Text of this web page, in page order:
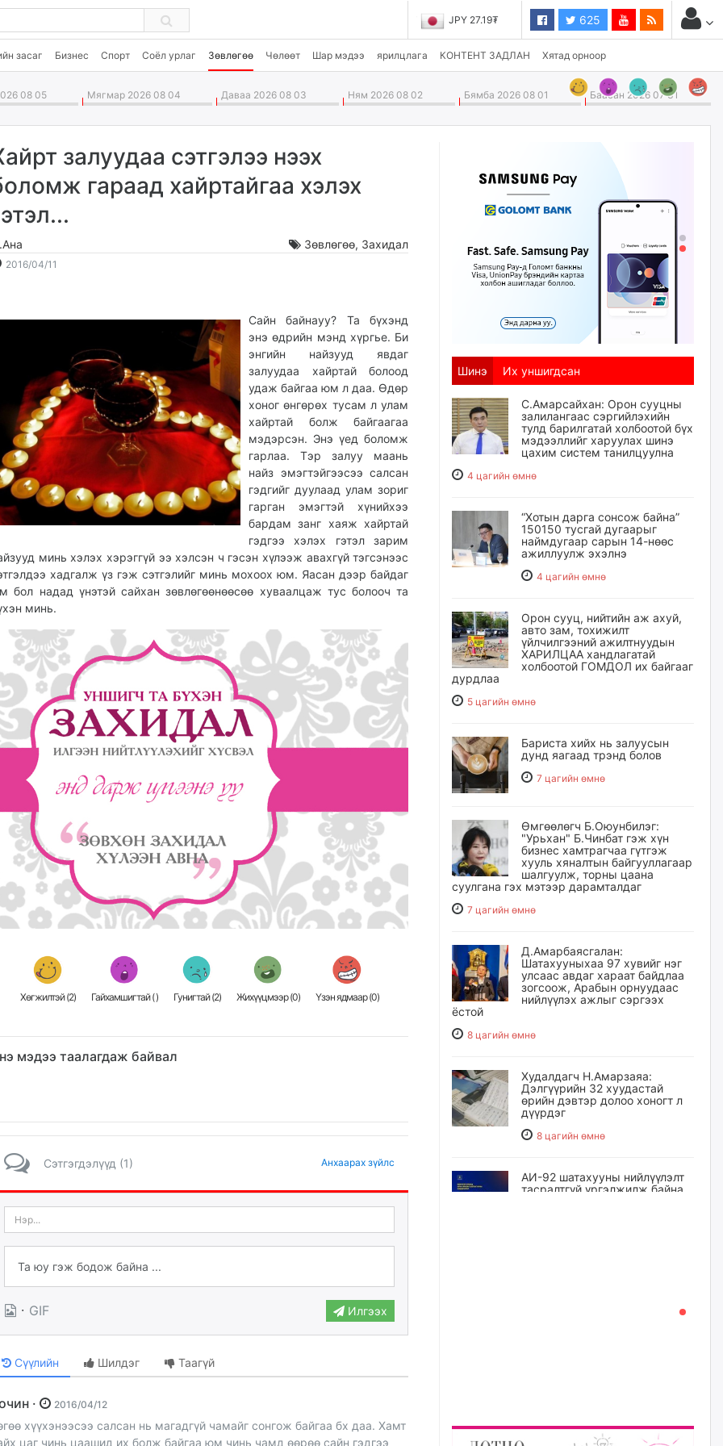
JPY 27.19₮ 625
засаг Бизнес Спорт Соёл урлаг Зөвлөгөө Чөлөөт Шар мэдээ ярилцлага КОНТЕНТ ЗАДЛАН Хятад орноор
08 05 Мягмар 2026 08 04 Даваа 2026 08 03 Ням 2026 08 02 Бямба 2026 08 01 Баасан 2026 07 31
залуудаа сэтгэлээ нээх
гараад хайртайгаа хэлэх
Зөвлөгөө, Захидал
2016/04/11
13:15:30
20:34:18
Сайн байнауу? Та бүхэнд
энэ өдрийн мэнд хүргье. Би
энгийн найзууд явдаг
залуудаа хайртай болоод
удаж байгаа юм л даа. Өдөр
хоног өнгөрөх тусам л улам
хайртай болж байгаагаа
мэдэрсэн. Энэ үед боломж
гарлаа. Тэр залуу маань
найз эмэгтэйгээсээ салсан
гэдгийг дуулаад улам зориг
гарган эмэгтэй хүнийхээ
бардам занг хаяж хайртай
гэдгээ хэлэх гэтэл зарим
минь хэлэх хэрэггүй ээ хэлсэн ч гэсэн хүлээж авахгүй тэгсэнээс
хадгалж үз гэж сэтгэлийг минь мохоох юм. Яасан дээр байдаг
бол надад үнэтэй сайхан зөвлөгөөнөөсөө хуваалцаж тус болооч та
минь.
Хөгжилтэй (2) Гайхамшигтай () Гунигтай (2) Жихүүцмээр (0) Үзэн ядмаар (0)
мэдээ таалагдаж байвал
Сэтгэгдэлүүд (1) Анхаарах зүйлс
· GIF Илгээх
Сүүлийн Шилдэг Таагүй
Зочин · 2016/04/12
хүүхэнээсээ салсан нь магадгүй чамайг сонгож байгаа бх даа. Хамт
цаг чинь цаашид их болж байгаа юм чинь чамд өөрөө сайн гэдгээ
Шинэ Их уншигдсан
С.Амарсайхан: Орон сууцны
залилангаас сэргийлэхийн
тулд барилгатай холбоотой бүх
мэдээллийг харуулах шинэ
цахим систем танилцуулна
4 цагийн өмнө
“Хотын дарга сонсож байна”
150150 тусгай дугаарыг
наймдугаар сарын 14-нөөс
ажиллуулж эхэлнэ
4 цагийн өмнө
Орон сууц, нийтийн аж ахуй,
авто зам, тохижилт
үйлчилгээний ажилтнуудын
ХАРИЛЦАА хандлагатай
холбоотой ГОМДОЛ их байгааг
дурдлаа
5 цагийн өмнө
Бариста хийх нь залуусын
дунд яагаад трэнд болов
7 цагийн өмнө
Өмгөөлөгч Б.Оюунбилэг:
"Урьхан" Б.Чинбат гэж хүн
бизнес хамтрагчаа гүтгэж
хууль хяналтын байгууллагаар
шалгуулж, торны цаана
суулгана гэх мэтээр дарамталдаг
7 цагийн өмнө
Д.Амарбаясгалан:
Шатахууныхаа 97 хувийг нэг
улсаас авдаг хараат байдлаа
зогсоож, Арабын орнуудаас
нийлүүлэх ажлыг сэргээх
ёстой
8 цагийн өмнө
Худалдагч Н.Амарзаяа:
Дэлгүүрийн 32 хуудастай
өрийн дэвтэр долоо хоногт л
дүүрдэг
8 цагийн өмнө
АИ-92 шатахууны нийлүүлэлт
тасралтгүй үргэлжилж байна